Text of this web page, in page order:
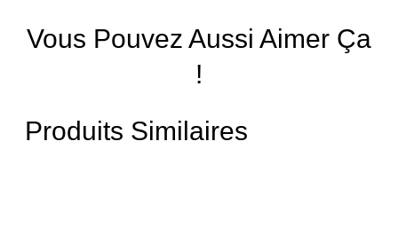
Vous Pouvez Aussi Aimer Ça
!
Produits Similaires